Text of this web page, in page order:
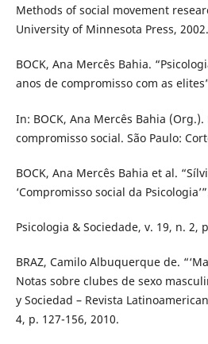
Methods of social movement
University of Minnesota Press, 2002.
BOCK, Ana Mercês Bahia.
anos de compromisso com as
In: BOCK, Ana Mercês Bahia (Org.).
compromisso social. São Paulo:
BOCK, Ana Mercês Bahia et al.
‘Compromisso social da
Psicologia & Sociedade, v. 19, n. 2,
BRAZ, Camilo Albuquerque de.
Notas sobre clubes de sexo
y Sociedad – Revista
4, p. 127-156, 2010.